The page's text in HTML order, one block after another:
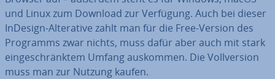
und Linux zum Download zur Verfügung. Auch bei dieser
InDesign-Al­tera­ti­ve zahlt man für die Free-Version des
Programms zwar nichts, muss dafür aber auch mit stark
ein­ge­schränk­tem Umfang auskommen. Die Voll­ver­si­on
muss man zur Nutzung kaufen.